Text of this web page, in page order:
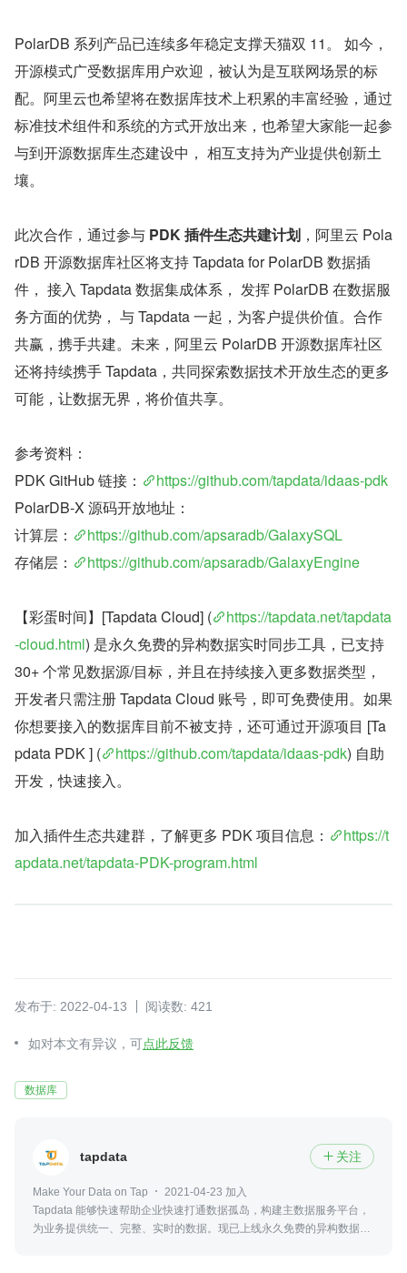
PolarDB 系列产品已连续多年稳定支撑天猫双 11。 如今，
开源模式广受数据库用户欢迎，被认为是互联网场景的标
配。阿里云也希望将在数据库技术上积累的丰富经验，通过
标准技术组件和系统的方式开放出来，也希望大家能一起参
与到开源数据库生态建设中， 相互支持为产业提供创新土
壤。
此次合作，通过参与 PDK 插件生态共建计划 ，阿里云 Pola
rDB 开源数据库社区将支持 Tapdata for PolarDB 数据插
件， 接入 Tapdata 数据集成体系， 发挥 PolarDB 在数据服
务方面的优势， 与 Tapdata 一起，为客户提供价值。合作
共赢，携手共建。未来，阿里云 PolarDB 开源数据库社区
还将持续携手 Tapdata，共同探索数据技术开放生态的更多
可能，让数据无界，将价值共享。
参考资料：
PDK GitHub 链接：
https://github.com/tapdata/idaas-pdk
PolarDB-X 源码开放地址：
计算层：
https://github.com/apsaradb/GalaxySQL
存储层：
https://github.com/apsaradb/GalaxyEngine
【彩蛋时间】[Tapdata Cloud] (
https://tapdata.net/tapdata
-cloud.html) 是永久免费的异构数据实时同步工具，已支持
30+ 个常见数据源/目标，并且在持续接入更多数据类型，
开发者只需注册 Tapdata Cloud 账号，即可免费使用。如果
你想要接入的数据库目前不被支持，还可通过开源项目 [Ta
pdata PDK ] (
https://github.com/tapdata/idaas-pdk) 自助
开发，快速接入。
加入插件生态共建群，了解更多 PDK 项目信息：
https://t
apdata.net/tapdata-PDK-program.html
发布于: 2022-04-13 阅读数: 421
如对本文有异议，可点此反馈
数据库
tapdata  关注
Make Your Data on Tap
2021-04-23 加入
Tapdata 能够快速帮助企业快速打通数据孤岛，构建主数据服务平台，
为业务提供统一、完整、实时的数据。现已上线永久免费的异构数据库